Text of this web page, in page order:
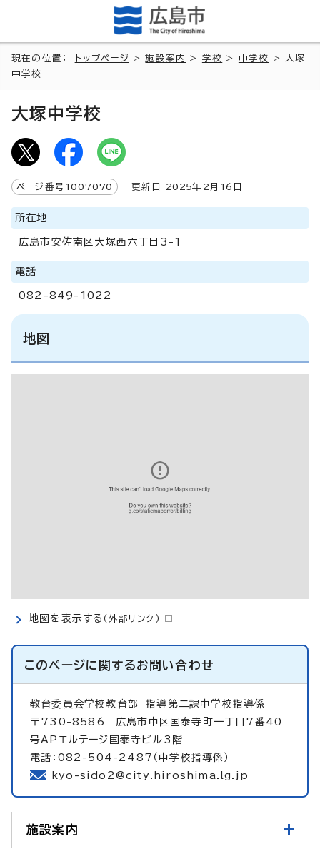
現在の位置： トップページ >施設案内 > 学校 > 中学校
> 大塚
中学校
大塚中学校
ページ番号 1007070 更新日 2025年2月 16 日
所在地
広島市安佐南区大塚西六丁目3-1
電話
082-849-1022
地図
地図を表示する （外部リンク）
このページに関するお問い合わせ
教育委員会学校教育部指導第二課中学校指導係
〒730-8586 広島市中区国泰寺町一丁目7番40
号APエルテージ国泰寺ビル3階
電話：082-504-2487（中学校指導係）
kyo-sido2@city.hiroshima.lg.jp
施設案内